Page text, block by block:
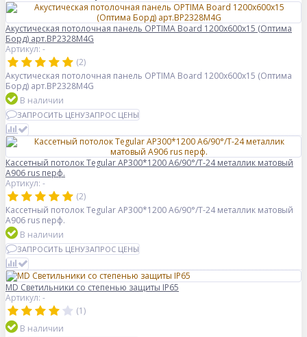
Акустическая потолочная панель OPTIMA Board 1200x600x15 (Оптима
Борд) арт.BP2328M4G
Артикул: -
(2)
Акустическая потолочная панель OPTIMA Board 1200x600x15 (Оптима
Борд) арт.BP2328M4G
В наличии
ЗАПРОСИТЬ ЦЕНУЗАПРОС ЦЕНЫ
Кассетный потолок Tegular AP300*1200 A6/90°/Т-24 металлик матовый
А906 rus перф.
Артикул: -
(2)
Кассетный потолок Tegular AP300*1200 A6/90°/Т-24 металлик матовый
А906 rus перф.
В наличии
ЗАПРОСИТЬ ЦЕНУЗАПРОС ЦЕНЫ
MD Светильники со степенью защиты IP65
Артикул: -
(1)
В наличии